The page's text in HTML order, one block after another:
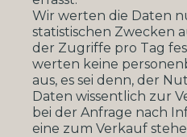
Wir werten die Daten
statistischen Zwecken
der Zugriffe pro Tag
werten keine
aus, es sei denn, der
Daten wissentlich zur
bei der Anfrage nach
eine zum Verkauf